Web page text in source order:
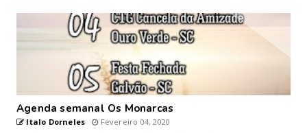
Agenda semanal Os Monarcas
Italo Dorneles Fevereiro 04, 2020